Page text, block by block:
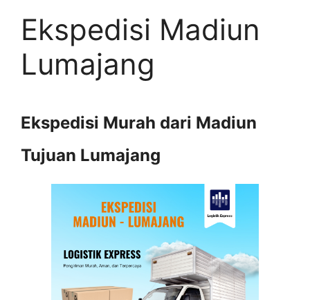
Ekspedisi Madiun
Lumajang
Ekspedisi Murah dari Madiun
Tujuan Lumajang